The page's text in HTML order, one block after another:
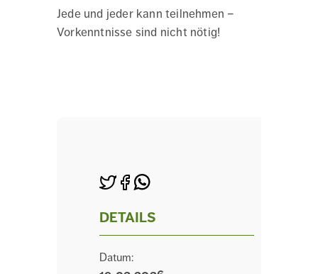
Jede und jeder kann teilnehmen –
Vorkenntnisse sind nicht nötig!
DETAILS
Datum: